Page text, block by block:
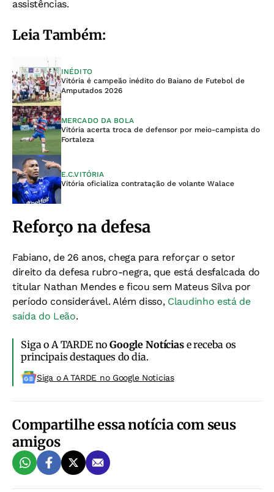
assistências.
Leia Também:
INÉDITO
Vitória é campeão inédito do Baiano de Futebol de
Amputados 2026
MERCADO DA BOLA
Vitória acerta troca de defensor por meio-campista do
Fortaleza
E.C.VITÓRIA
Vitória oficializa contratação de volante Walace
Reforço na defesa
Fabiano, de 26 anos, chega para reforçar o setor
direito da defesa rubro-negra, que está desfalcada do
titular Nathan Mendes e ficou sem Mateus Silva por
período considerável. Além disso, Claudinho está de
saída do Leão.
Siga o A TARDE noGoogle Notíciase receba os
principais destaques do dia.
Siga o A TARDE no Google Noticias
Compartilhe essa notícia com seus
amigos